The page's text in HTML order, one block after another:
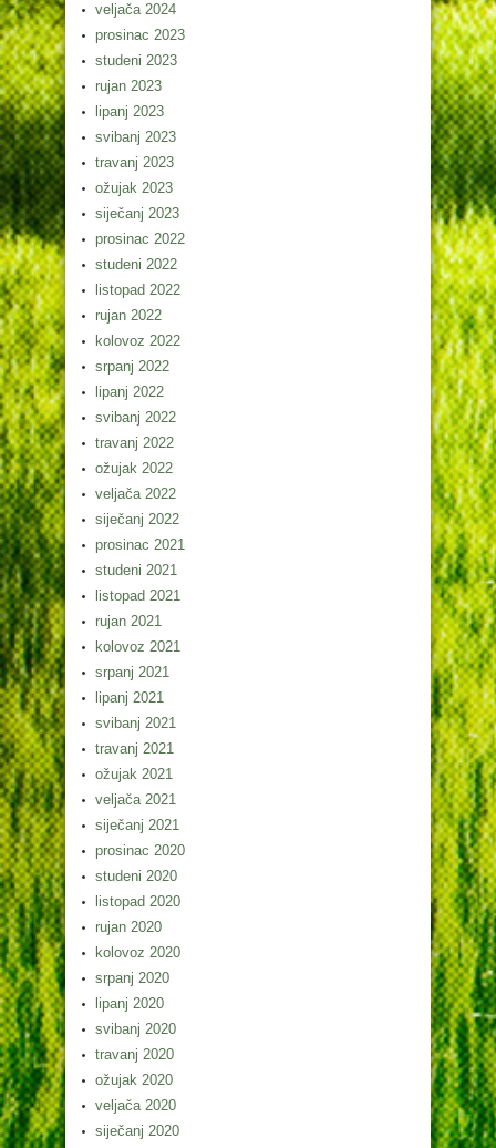
veljača 2024
prosinac 2023
studeni 2023
rujan 2023
lipanj 2023
svibanj 2023
travanj 2023
ožujak 2023
siječanj 2023
prosinac 2022
studeni 2022
listopad 2022
rujan 2022
kolovoz 2022
srpanj 2022
lipanj 2022
svibanj 2022
travanj 2022
ožujak 2022
veljača 2022
siječanj 2022
prosinac 2021
studeni 2021
listopad 2021
rujan 2021
kolovoz 2021
srpanj 2021
lipanj 2021
svibanj 2021
travanj 2021
ožujak 2021
veljača 2021
siječanj 2021
prosinac 2020
studeni 2020
listopad 2020
rujan 2020
kolovoz 2020
srpanj 2020
lipanj 2020
svibanj 2020
travanj 2020
ožujak 2020
veljača 2020
siječanj 2020